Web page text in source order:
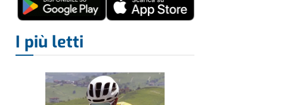
I più letti